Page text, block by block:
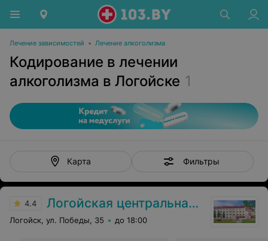
Лечение зависимостей • Лечение алкоголизма
Кодирование в лечении
алкоголизма в Логойске 1
Карта Фильтры
4.4 Логойская центральная районная больница
Логойск, ул. Победы, 35 до 18:00